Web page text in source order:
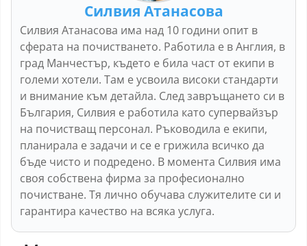
Силвия Атанасова
Силвия Атанасова има над 10 години опит в
сферата на почистването. Работила е в Англия, в
град Манчестър, където е била част от екипи в
големи хотели. Там е усвоила високи стандарти
и внимание към детайла. След завръщането си в
България, Силвия е работила като супервайзър
на почистващ персонал. Ръководила е екипи,
планирала е задачи и се е грижила всичко да
бъде чисто и подредено. В момента Силвия има
своя собствена фирма за професионално
почистване. Тя лично обучава служителите си и
гарантира качество на всяка услуга.